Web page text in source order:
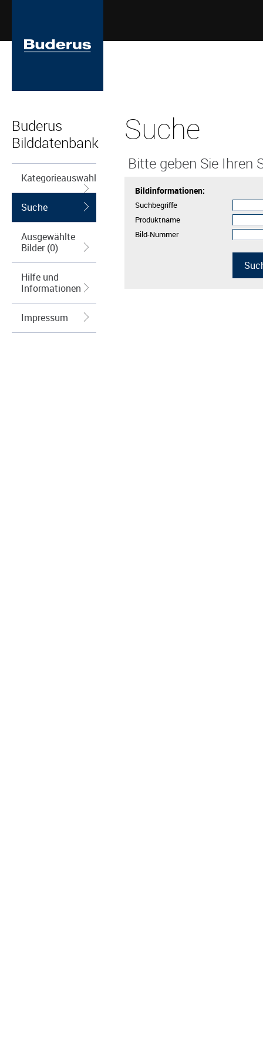
Buderus
Bilddatenbank
Kategorieauswahl
Suche
Ausgewählte
Bilder (0)
Hilfe und
Informationen
Impressum
Suche
Bitte geben Sie Ihren
Bildinformationen:
Suchbegriffe
Produktname
Bild-Nummer